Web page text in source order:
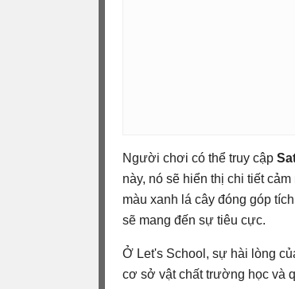
Người chơi có thể truy cập
này, nó sẽ hiển thị chi tiết
màu xanh lá cây đóng góp
sẽ mang đến sự tiêu cực.
Ở Let's School, sự hài lòng
cơ sở vật chất trường học và